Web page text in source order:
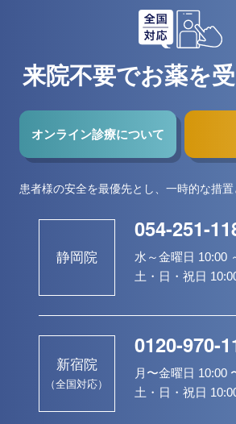
来院不要でお薬を
オンライン診療について
患者様の安全を最優先とし、一時的な措置
静岡院
054-251-
水～金曜日 10:00
土・日・祝日
新宿院
（全国対応）
0120-970-
月〜金曜日 10:00
土・日・祝日